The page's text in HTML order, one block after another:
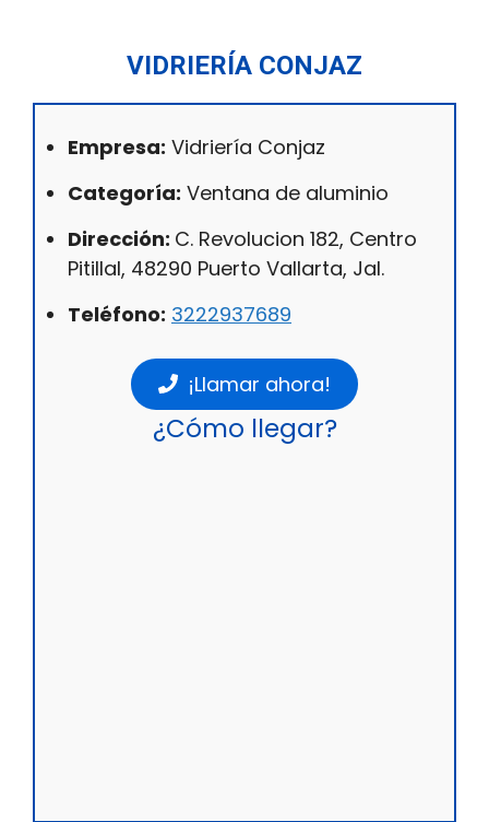
VIDRIERÍA CONJAZ
Empresa: Vidriería Conjaz
Categoría: Ventana de aluminio
Dirección: C. Revolucion 182, Centro
Pitillal, 48290 Puerto Vallarta, Jal.
Teléfono: 3222937689
¡Llamar ahora!
¿Cómo llegar?